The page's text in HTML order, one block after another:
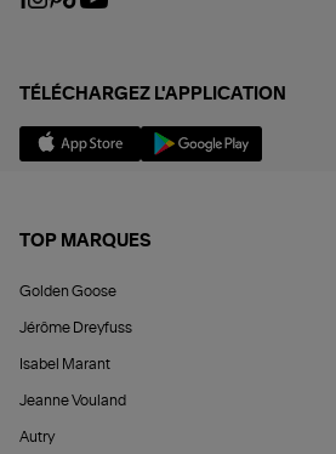
TÉLÉCHARGEZ L'APPLICATION
TOP MARQUES
Golden Goose
Jérôme Dreyfuss
Isabel Marant
Jeanne Vouland
Autry